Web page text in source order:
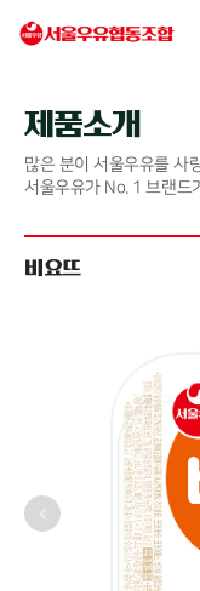
제품소개
많은 분이 서울우유를 사
서울우유가 No. 1 브랜드
비요뜨